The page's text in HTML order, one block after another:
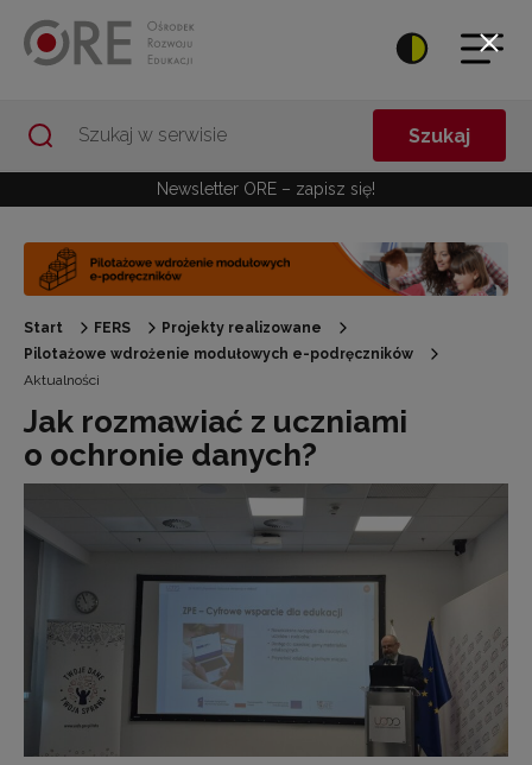
Szukaj
Newsletter ORE – zapisz się!
Start FERS
Projekty realizowane
Pilotażowe wdrożenie modułowych e-podręczników
Aktualności
Jak rozmawiać z uczniami
o ochronie danych?